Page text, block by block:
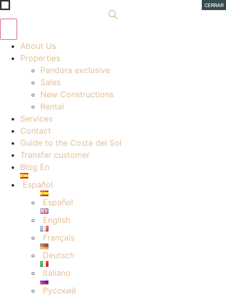
al
About Us
Properties
Pandora exclusive
Sales
New Constructions
Rental
Services
Contact
Guide to the Costa del Sol
Transfer customer
Blog En
Español
Español
English
Français
Deutsch
Italiano
Русский
CERRAR